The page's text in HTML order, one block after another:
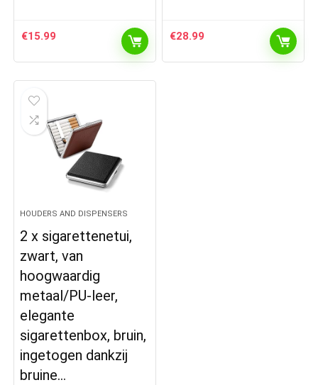
€15.99 €28.99
HOUDERS AND DISPENSERS
2 x sigarettenetui,
zwart, van
hoogwaardig
metaal/PU-leer,
elegante
sigarettenbox, bruin,
ingetogen dankzij
bruine…